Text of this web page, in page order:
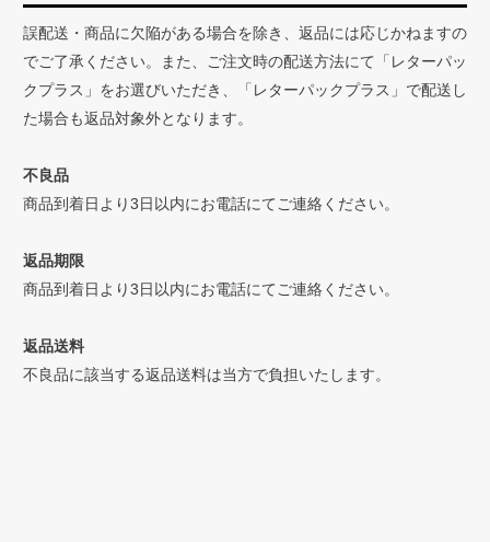
誤配送・商品に欠陥がある場合を除き、返品には応じかねますの
でご了承ください。また、ご注文時の配送方法にて「レターパッ
クプラス」をお選びいただき、「レターパックプラス」で配送し
た場合も返品対象外となります。
不良品
商品到着日より3日以内にお電話にてご連絡ください。
返品期限
商品到着日より3日以内にお電話にてご連絡ください。
返品送料
不良品に該当する返品送料は当方で負担いたします。